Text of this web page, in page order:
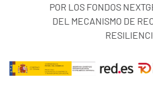
POR LOS FONDOS
DEL MECANISMO DE